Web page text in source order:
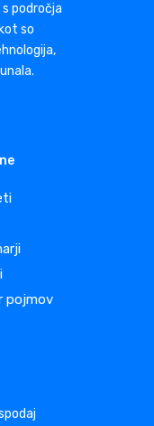
področja
so
pojmov